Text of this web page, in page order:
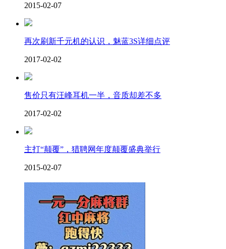
2015-02-07
再次刷新千元机的认识，魅蓝3S详细点评
2017-02-02
售价只有汪峰耳机一半，音质却差不多
2017-02-02
主打“颠覆”，猎聘网年度颠覆盛典举行
2015-02-07